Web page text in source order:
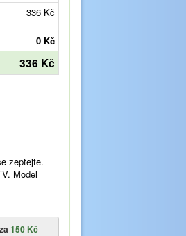
336 Kč
0 Kč
336 Kč
zeptejte.
Model
150 Kč